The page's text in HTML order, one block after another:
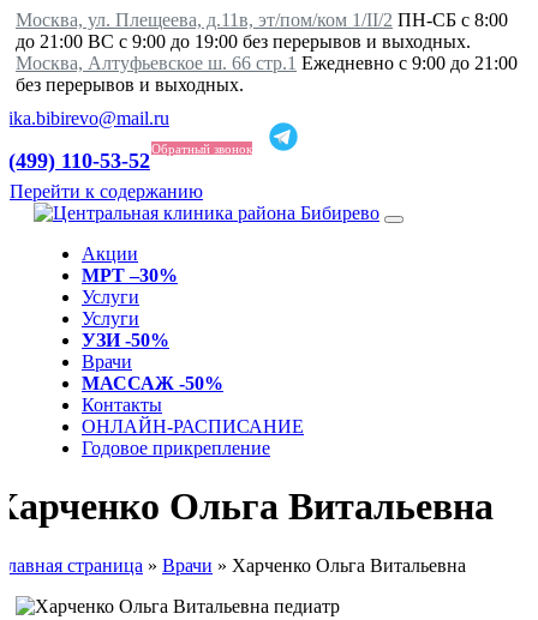
Москва, ул. Плещеева, д.11в, эт/пом/ком 1/II/2 ПН-СБ с 8:00
до 21:00 ВС с 9:00 до 19:00 без перерывов и выходных.
Москва, Алтуфьевское ш. 66 стр.1 Ежедневно с 9:00 до 21:00
без перерывов и выходных.
(499) 110-53-52
Обратный звонок
Перейти к содержанию
Акции
МРТ –30%
Услуги
Услуги
УЗИ -50%
Врачи
МАССАЖ -50%
Контакты
ОНЛАЙН-РАСПИСАНИЕ
Годовое прикрепление
Ольга Витальевна
страница » Врачи » Харченко Ольга Витальевна